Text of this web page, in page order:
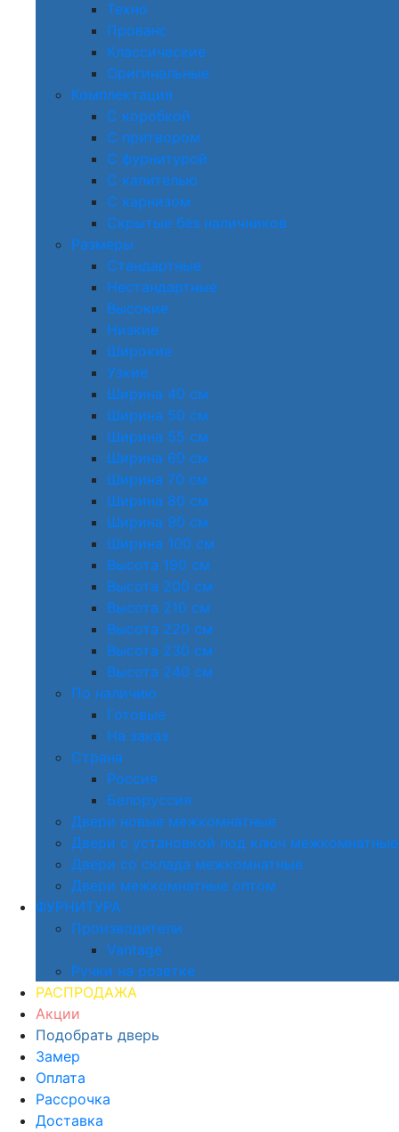
Техно
Прованс
Классические
Оригинальные
Комплектация
С коробкой
С притвором
С фурнитурой
С капителью
С карнизом
Скрытые без наличников
Размеры
Стандартные
Нестандартные
Высокие
Низкие
Широкие
Узкие
Ширина 40 см
Ширина 50 см
Ширина 55 см
Ширина 60 см
Ширина 70 см
Ширина 80 см
Ширина 90 см
Ширина 100 см
Высота 190 см
Высота 200 см
Высота 210 см
Высота 220 см
Высота 230 см
Высота 240 см
По наличию
Готовые
На заказ
Страна
Россия
Белоруссия
Двери новые межкомнатные
Двери с установкой под ключ межкомнатные
Двери со склада межкомнатные
Двери межкомнатные оптом
ФУРНИТУРА
Производители
Vantage
Ручки на розетке
РАСПРОДАЖА
Акции
Подобрать дверь
Замер
Оплата
Рассрочка
Доставка